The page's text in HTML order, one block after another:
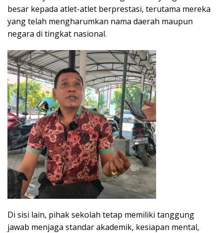
besar kepada atlet-atlet berprestasi, terutama mereka
yang telah mengharumkan nama daerah maupun
negara di tingkat nasional.
Di sisi lain, pihak sekolah tetap memiliki tanggung
jawab menjaga standar akademik, kesiapan mental,